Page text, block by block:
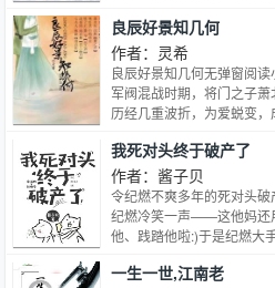
男主去给她拿钱包；弄坏了
导致车子彻底报废；凌晨三
给她买早餐。可为什么——
照片，给了
良辰好景知几何
作者：灵希
良辰好景知几何无弹窗阅读
军阀混战时期，将门之子
历经几重波折，为爱蜕变，
我死对头终于破产了
作者：酱子贝
令纪燃不爽多年的死对头破
纪燃冷笑一声——这他妈还
他、践踏他啦:)于是纪燃大
着身上的阵阵酸疼，想起昨
一生一世,江南老